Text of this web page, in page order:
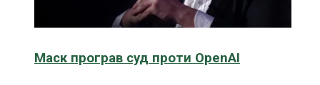
Маск програв суд проти OpenAI